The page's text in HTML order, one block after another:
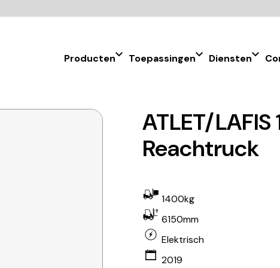
Producten Toepassingen Diensten
ATLET/LAFIS
Reachtruck
1400kg
6150mm
Elektrisch
2019